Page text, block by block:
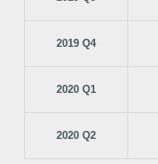
2019 Q4
2020 Q1
2020 Q2